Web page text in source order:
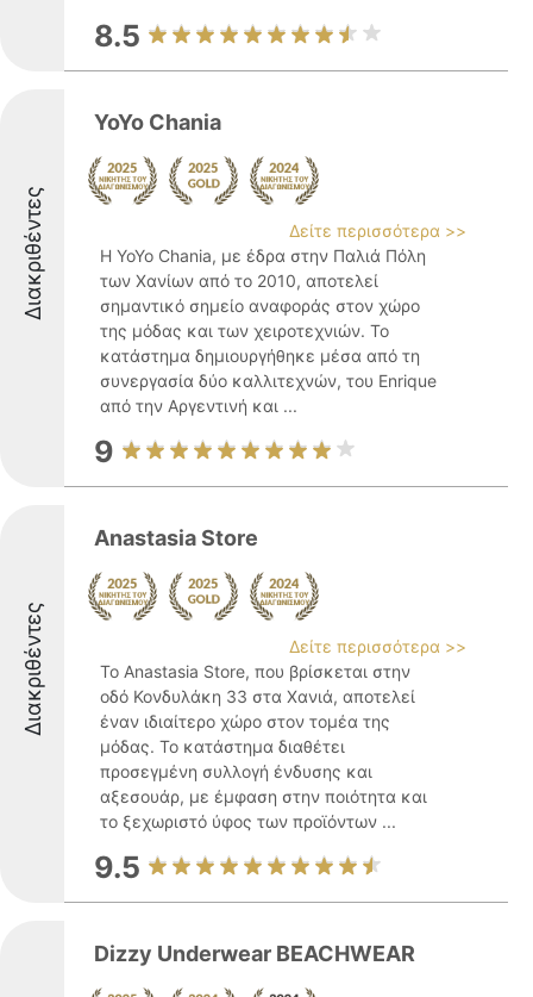
8.5
Διακριθέντες
YoYo Chania
Δείτε περισσότερα >>
Η YoYo Chania, με έδρα στην Παλιά Πόλη
των Χανίων από το 2010, αποτελεί
σημαντικό σημείο αναφοράς στον χώρο
της μόδας και των χειροτεχνιών. Το
κατάστημα δημιουργήθηκε μέσα από τη
συνεργασία δύο καλλιτεχνών, του Enrique
από την Αργεντινή και ...
9
Διακριθέντες
Anastasia Store
Δείτε περισσότερα >>
Το Anastasia Store, που βρίσκεται στην
οδό Κονδυλάκη 33 στα Χανιά, αποτελεί
έναν ιδιαίτερο χώρο στον τομέα της
μόδας. Το κατάστημα διαθέτει
προσεγμένη συλλογή ένδυσης και
αξεσουάρ, με έμφαση στην ποιότητα και
το ξεχωριστό ύφος των προϊόντων ...
9.5
Dizzy Underwear BEACHWEAR